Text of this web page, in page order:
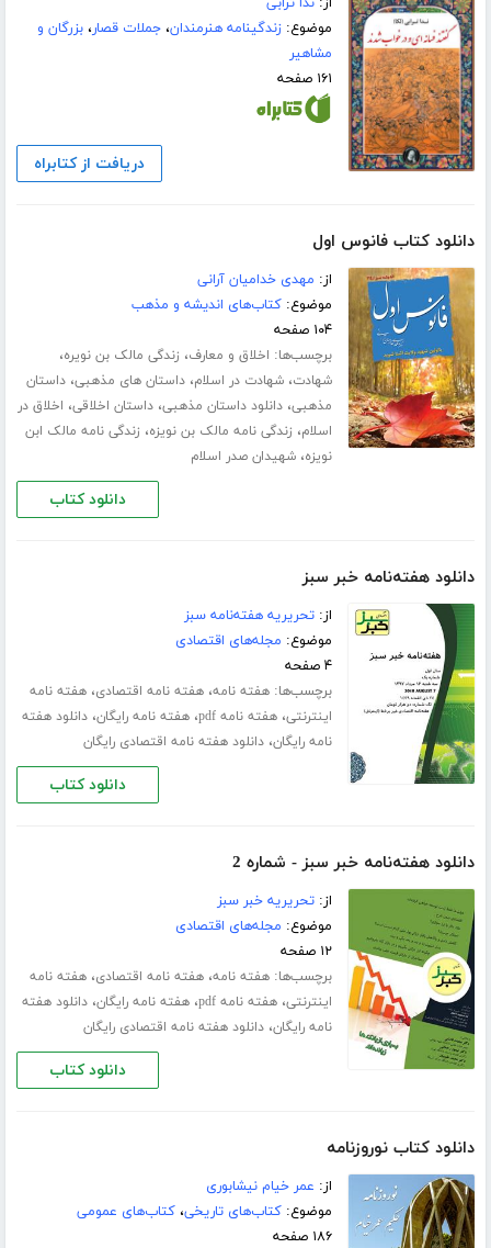
موضوع:زندگینامه هنرمندان،جملات قصار،بزرگان و
مشاهیر
۱۶۱ صفحه
دریافت از کتابراه
دانلود کتاب فانوس اول
از: مهدی خدامیان آرانی
موضوع:کتاب‌های اندیشه و مذهب
۱۰۴ صفحه
برچسب‌ها: اخلاق و معارف، زندگی مالک بن نویره،
شهادت،شهادت در اسلام،داستان های مذهبی،داستان
مذهبی،دانلود داستان مذهبی،داستان اخلاقی، اخلاق در
اسلام، زندگی نامه مالک بن نویزه، زندگی نامه مالک ابن
نویزه،شهیدان صدر اسلام
دانلود کتاب
دانلود هفته‌نامه خبر سبز
از:تحریریه هفته‌نامه سبز
موضوع: مجله‌های اقتصادی
۴ صفحه
برچسب‌ها:هفته نامه،هفته نامه اقتصادی،هفته نامه
اینترنتی،هفته نامه pdf ،هفته نامه رایگان،دانلود هفته
نامه رایگان،دانلود هفته نامه اقتصادی رایگان
دانلود کتاب
دانلود هفته‌نامه خبر سبز - شماره 2
از:تحریریه خبر سبز
موضوع: مجله‌های اقتصادی
۱۲ صفحه
برچسب‌ها:هفته نامه،هفته نامه اقتصادی،هفته نامه
اینترنتی،هفته نامه pdf ،هفته نامه رایگان،دانلود هفته
نامه رایگان،دانلود هفته نامه اقتصادی رایگان
دانلود کتاب
دانلود کتاب نوروزنامه
از: عمر خیام نیشابوری
موضوع:کتاب‌های تاریخی،کتاب‌های عمومی
۱۸۶ صفحه